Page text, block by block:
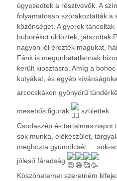
ügyesedtek a résztvevők. A
folyamatosan szórakoztatták a
közönséget. A gyerek táncoltak
buborékot üldöztek, játszottak
nagyon jól érezték magukat,
Fánk is megunhatatlannak
került kiosztásra. Amíg a
kutyákat, és egyéb
arcocskákon gyönyörű
mesehős figurák
születtek.
Csodaszép és tartalmas napot
sok munka, előkészület,
meghozta gyümölcsét…..sok-
jóleső fáradság.
Köszönetemet szeretném